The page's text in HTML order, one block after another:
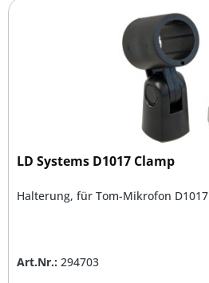
LD Systems D1017 Clamp
Halterung, für Tom-Mikrofon D1017
Art.Nr.: 294703